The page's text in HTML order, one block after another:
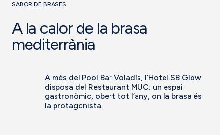
SABOR DE BRASES
A la calor de la brasa
mediterrània
A més del Pool Bar Voladís, l’Hotel SB Glow
disposa del Restaurant MUC: un espai
gastronòmic, obert tot l’any, on la brasa és
la protagonista.